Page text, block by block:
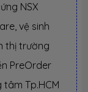
NSX
vệ sinh
thị trường
PreOrder
Tp.HCM